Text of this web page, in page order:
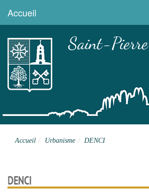
Accueil
Saint-
Site officiel
Accueil Urbanisme DENCI
DENCI